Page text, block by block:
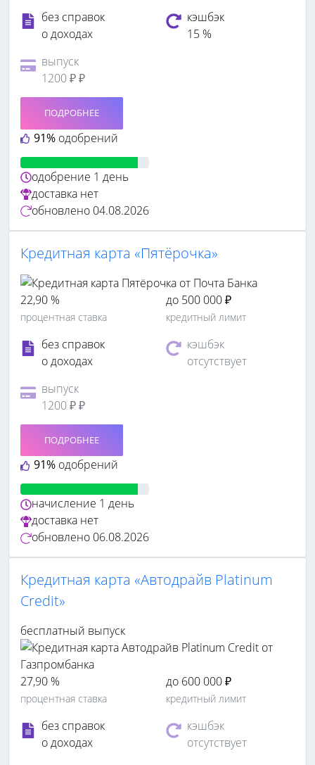
без справок
о доходах
кэшбэк
15 %
выпуск
1200 ₽ ₽
91% одобрений
ПОДРОБНЕЕ
одобрение 1 день
доставка нет
обновлено 04.08.2026
Кредитная карта «Пятёрочка»
22,90 %
процентная ставка
до 500 000 ₽
кредитный лимит
без справок
о доходах
кэшбэк
отсутствует
выпуск
1200 ₽ ₽
91% одобрений
ПОДРОБНЕЕ
начисление 1 день
доставка нет
обновлено 06.08.2026
Кредитная карта «Автодрайв Platinum
Credit»
бесплатный выпуск
27,90 %
процентная ставка
до 600 000 ₽
кредитный лимит
без справок
о доходах
кэшбэк
отсутствует